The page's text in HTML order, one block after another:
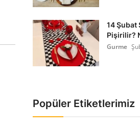
14 Şubat
Pişirilir?
Gurme
Popüler Etiketlerimiz